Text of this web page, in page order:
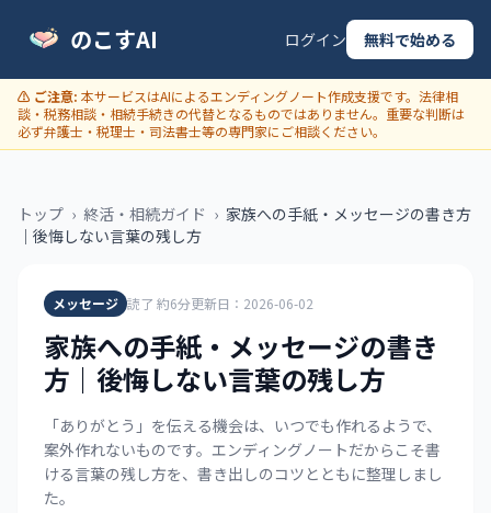
のこすAI ログイン 無料で始める
⚠ ご注意: 本サービスはAIによるエンディングノート作成支援です。法律相
談・税務相談・相続手続きの代替となるものではありません。重要な判断は
必ず弁護士・税理士・司法書士等の専門家にご相談ください。
トップ › 終活・相続ガイド › 家族への手紙・メッセージの書き方
｜後悔しない言葉の残し方
メッセージ 読了 約6分更新日：2026-06-02
家族への手紙・メッセージの書き
方｜後悔しない言葉の残し方
「ありがとう」を伝える機会は、いつでも作れるようで、
案外作れないものです。エンディングノートだからこそ書
ける言葉の残し方を、書き出しのコツとともに整理しまし
た。